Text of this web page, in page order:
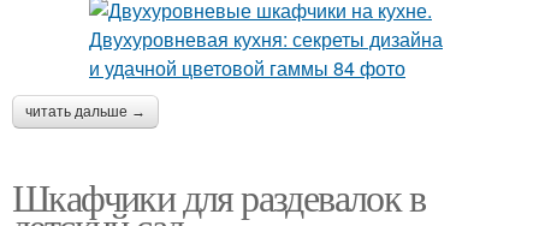
читать дальше →
Шкафчики для раздевалок в